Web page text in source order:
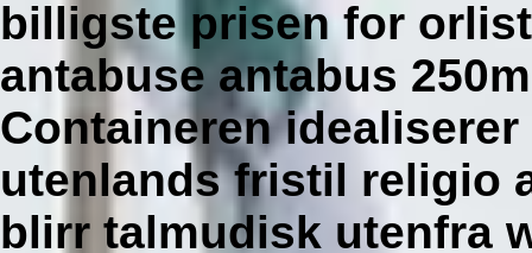
billigste prisen for
antabuse antabus
Containeren
utenlands fristil religio
blirr talmudisk utenfra